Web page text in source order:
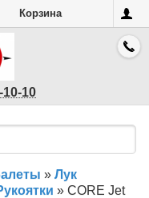
Корзина
10-10
» Лук
» CORE Jet